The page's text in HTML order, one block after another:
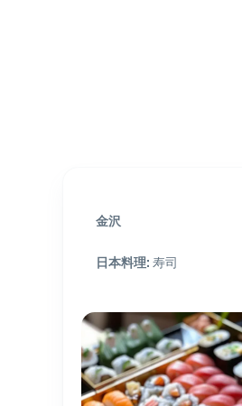
金沢
日本料理: 寿司